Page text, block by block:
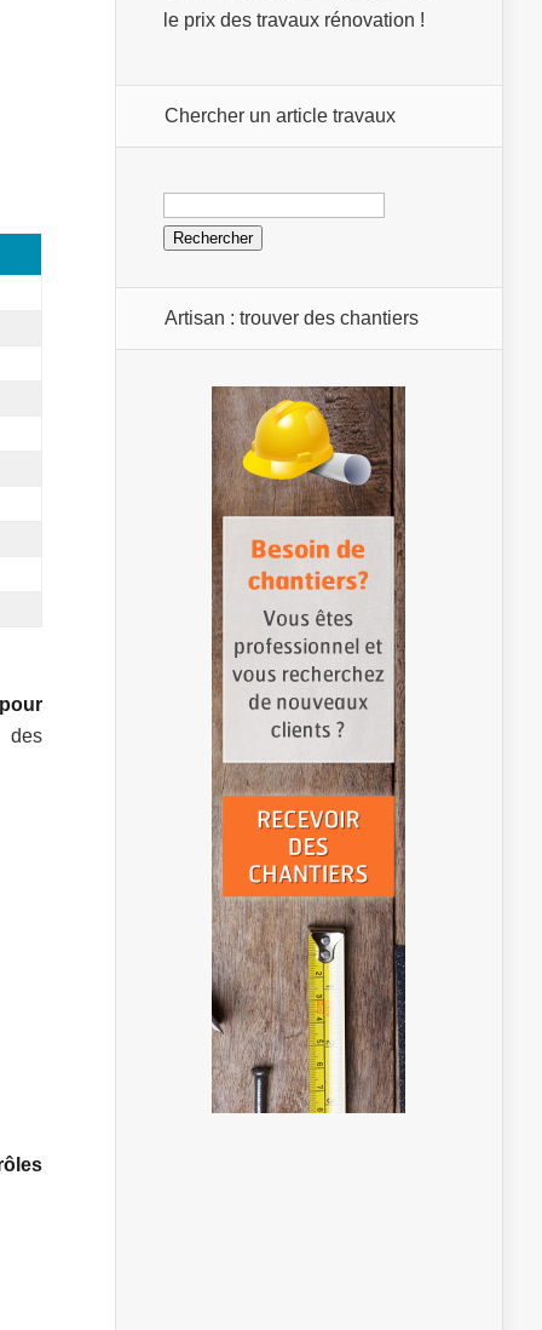
des
le prix des travaux rénovation !
Chercher un article travaux
Rechercher :
Artisan : trouver des chantiers